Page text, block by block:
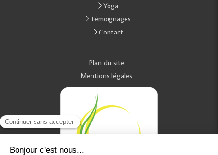
Yoga
Témoignages
Contact
Plan du site
Mentions légales